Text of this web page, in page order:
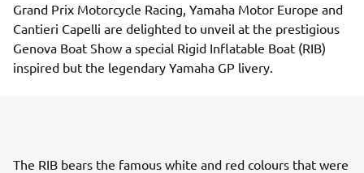
Grand Prix Motorcycle Racing, Yamaha Motor Europe and
Cantieri Capelli are delighted to unveil at the prestigious
Genova Boat Show a special Rigid Inflatable Boat (RIB)
inspired but the legendary Yamaha GP livery.
The RIB bears the famous white and red colours that were